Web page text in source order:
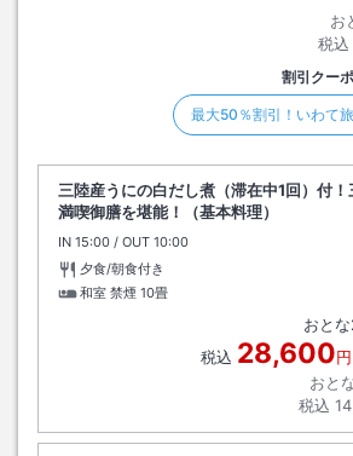
お
税込
割引クー
最大50％割引！いわて
三陸産うにの白だし煮（滞在中1回）付
満喫御膳を堪能！（基本料理）
IN チェックイン
15:00 / OUT チェックアウト
10:00
夕食/朝食付き
和室 禁煙 10畳
おとな
税込 28,600円
おと
税込